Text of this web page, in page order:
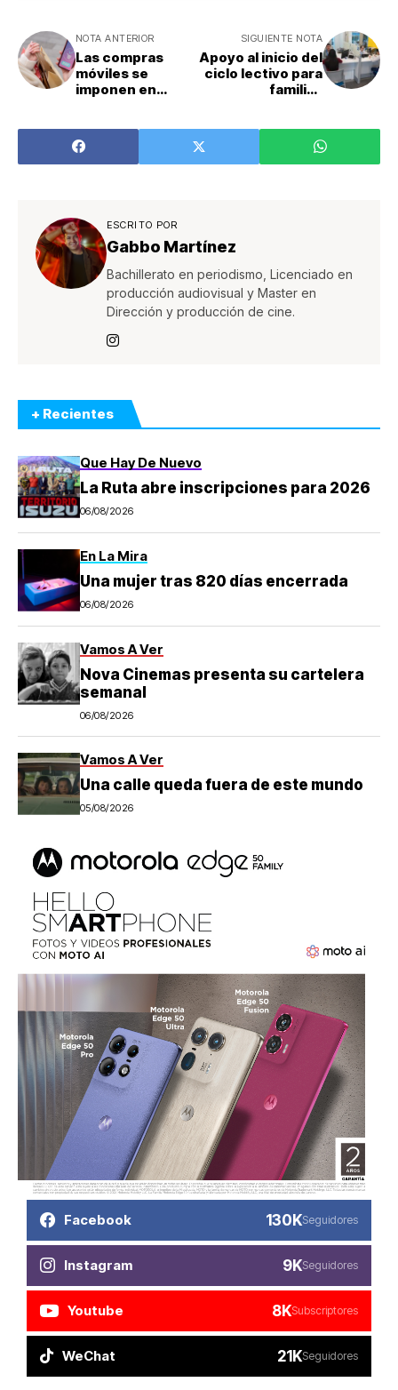
NOTA ANTERIOR
Las compras
móviles se
imponen en
SIGUIENTE NOTA
Apoyo al inicio del
ciclo lectivo para
familias
ESCRITO POR
Gabbo Martínez
Bachillerato en periodismo, Licenciado en
producción audiovisual y Master en
Dirección y producción de cine.
+ Recientes
Que Hay De Nuevo
La Ruta abre inscripciones para 2026
06/08/2026
En La Mira
Una mujer tras 820 días encerrada
06/08/2026
Vamos A Ver
Nova Cinemas presenta su cartelera
semanal
06/08/2026
Vamos A Ver
Una calle queda fuera de este mundo
05/08/2026
Facebook 130KSeguidores
Instagram 9KSeguidores
Youtube 8KSubscriptores
WeChat 21KSeguidores